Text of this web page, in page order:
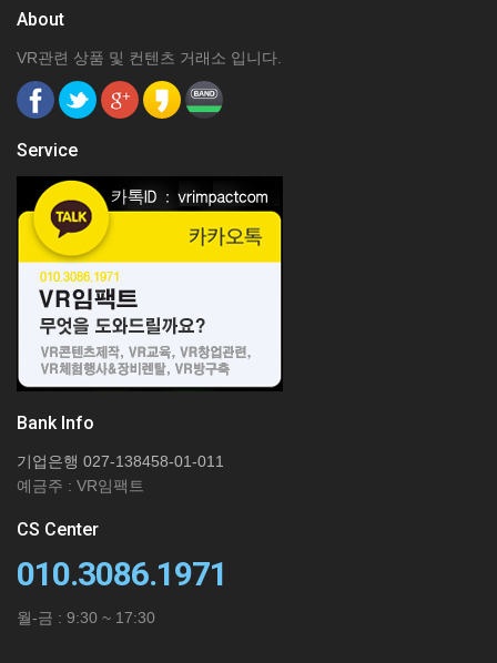
About
VR관련 상품 및 컨텐츠 거래소 입니다.
Service
Bank Info
기업은행 027-138458-01-011
예금주 : VR임팩트
CS Center
010.3086.1971
월-금 : 9:30 ~ 17:30